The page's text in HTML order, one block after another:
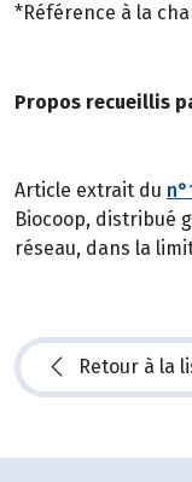
*Référence à la
Propos recueillis
Article extrait du
Biocoop, distribué
réseau, dans la
Retour à la